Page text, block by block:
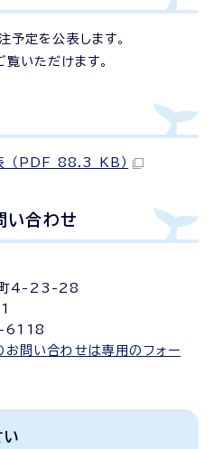
定を公表します。
いただけます。
（PDF 88.3 KB）
い合わせ
町4-23-28
6118
問い合わせは専用のフォー
い